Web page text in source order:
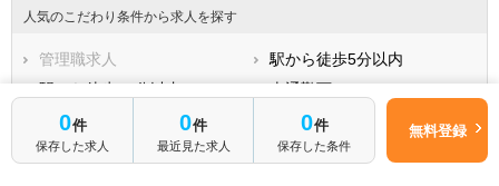
0件
保存した求人
0件
最近見た求人
0件
保存した条件
無料登録
入間郡越生町
比企郡嵐山町
比企郡小川町
比企郡川島町
比企郡吉見町
比企郡ときがわ町
秩父郡横瀬町
秩父郡皆野町
秩父郡長瀞町
秩父郡小鹿野町
人気のこだわり条件から求人を探す
管理職求人
駅から徒歩5分以内
駅から徒歩10分以内
車通勤可
未経験OK
新卒OK
残業少なめ
寮・借り上げ